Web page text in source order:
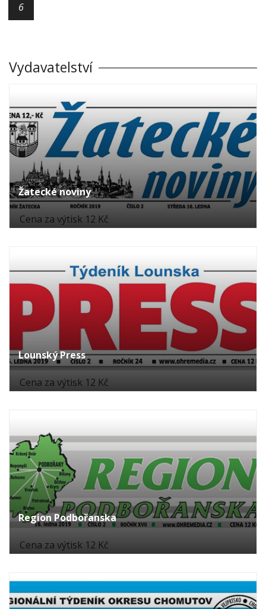
6
Vydavatelství
Žatecké noviny
Cena za výtisk 12 Kč
Lounský Press
Cena za výtisk 12 Kč
Region Podbořanska
Cena za výtisk 12 Kč